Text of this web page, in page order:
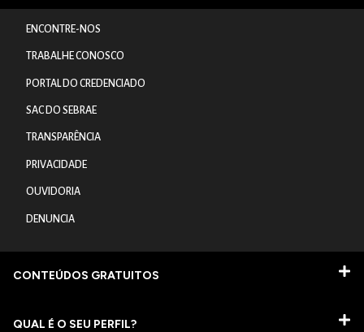
ENCONTRE-NOS
TRABALHE CONOSCO
PORTAL DO CREDENCIADO
SAC DO SEBRAE
TRANSPARÊNCIA
PRIVACIDADE
OUVIDORIA
DENUNCIA
CONTEÚDOS GRATUITOS
QUAL É O SEU PERFIL?